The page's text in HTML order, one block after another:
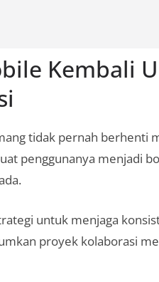
Kembali
tidak pernah berhenti
penggunanya menjadi
untuk menjaga
proyek kolaborasi